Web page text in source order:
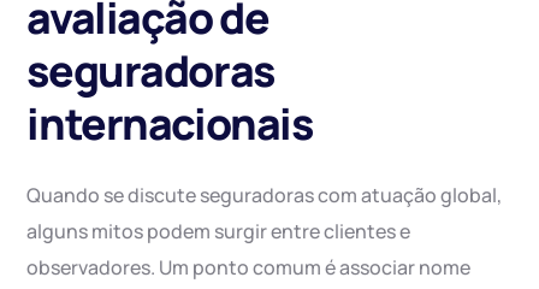
avaliação de
seguradoras
internacionais
Quando se discute seguradoras com atuação global,
alguns mitos podem surgir entre clientes e
observadores. Um ponto comum é associar nome